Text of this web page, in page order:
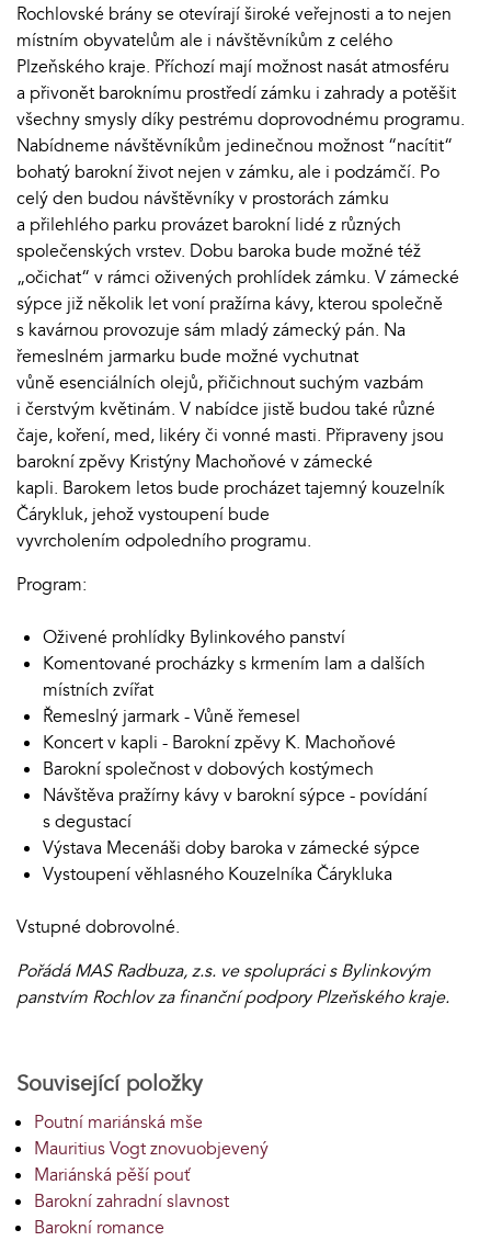
Rochlovské brány se otevírají široké veřejnosti a to nejen
místním obyvatelům ale i návštěvníkům z celého
Plzeňského kraje. Příchozí mají možnost nasát atmosféru
a přivonět baroknímu prostředí zámku i zahrady a potěšit
všechny smysly díky pestrému doprovodnému programu.
Nabídneme návštěvníkům jedinečnou možnost “nacítit“
bohatý barokní život nejen v zámku, ale i podzámčí. Po
celý den budou návštěvníky v prostorách zámku
a přilehlého parku provázet barokní lidé z různých
společenských vrstev. Dobu baroka bude možné též
„očichat“ v rámci oživených prohlídek zámku. V zámecké
sýpce již několik let voní pražírna kávy, kterou společně
s kavárnou provozuje sám mladý zámecký pán. Na
řemeslném jarmarku bude možné vychutnat
vůně esenciálních olejů, přičichnout suchým vazbám
i čerstvým květinám. V nabídce jistě budou také různé
čaje, koření, med, likéry či vonné masti. Připraveny jsou
barokní zpěvy Kristýny Machoňové v zámecké
kapli. Barokem letos bude procházet tajemný kouzelník
Čárykluk, jehož vystoupení bude
vyvrcholením odpoledního programu.
Program:
Oživené prohlídky Bylinkového panství
Komentované procházky s krmením lam a dalších
místních zvířat
Řemeslný jarmark - Vůně řemesel
Koncert v kapli - Barokní zpěvy K. Machoňové
Barokní společnost v dobových kostýmech
Návštěva pražírny kávy v barokní sýpce - povídání
s degustací
Výstava Mecenáši doby baroka v zámecké sýpce
Vystoupení věhlasného Kouzelníka Čárykluka
Vstupné dobrovolné.
Pořádá MAS Radbuza, z.s. ve spolupráci s Bylinkovým
panstvím Rochlov za finanční podpory Plzeňského kraje.
Související položky
Poutní mariánská mše
Mauritius Vogt znovuobjevený
Mariánská pěší pouť
Barokní zahradní slavnost
Barokní romance